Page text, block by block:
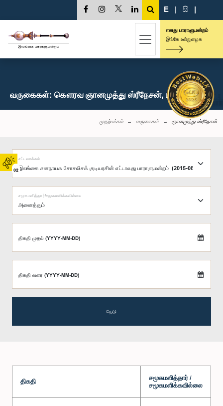
02
E | සි |
எனது பாராளுமன்றம்
இங்கே உள்நுழைக
வருகைகள்: கௌரவ ஞானமுத்து ஸ்ரீநேசன், பா.உ.
முதற்பக்கம் வருகைகள் ஞானமுத்து ஸ்ரீநேசன்
சட்டவாக்கம்
சமூகமளித்தார்/சமூகமளிக்கவில்லை
திகதி முதல் (YYYY-MM-DD)
திகதி வரை (YYYY-MM-DD)
தேடு
திகதி
சமூகமளித்தார் /
சமூகமளிக்கவில்லை